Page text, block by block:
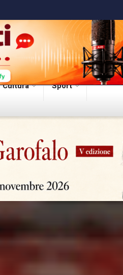
Cultura Sport